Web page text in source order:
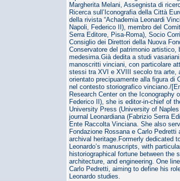
Margherita Melani, Assegnista di
Ricerca sull’Iconografia della Città
della rivista “Achademia Leonardi
Napoli, Federico II), membro del
Serra Editore, Pisa-Roma), Socio
Consiglio dei Direttori della Nuova
Conservatore del patrimonio
medesima.Già dedita a studi
manoscritti vinciani, con particolare
stessi tra XVI e XVIII secolo tra arte,
orientato precipuamente alla figura di
nel contesto storiografico vinciano./
Research Center on the Iconography
Federico II), she is editor-in-chief of
University Press (University of
journal Leonardiana (Fabrizio Serra
Ente Raccolta Vinciana. She also
Fondazione Rossana e Carlo
archival heritage.Formerly dedicated
Leonardo’s manuscripts, with
historiographical fortune between the
architecture, and engineering. One
Carlo Pedretti, aiming to define his
Leonardo studies.